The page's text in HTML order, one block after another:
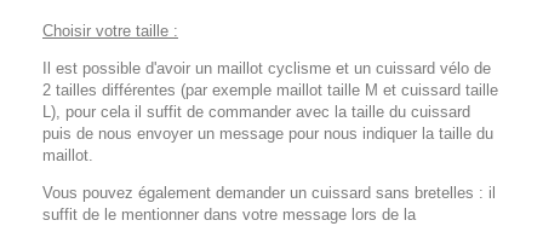
Choisir votre taille :
Il est possible d'avoir un maillot cyclisme et un cuissard vélo de
2 tailles différentes (par exemple maillot taille M et cuissard taille
L), pour cela il suffit de commander avec la taille du cuissard
puis de nous envoyer un message pour nous indiquer la taille du
maillot.
Vous pouvez également demander un cuissard sans bretelles : il
suffit de le mentionner dans votre message lors de la